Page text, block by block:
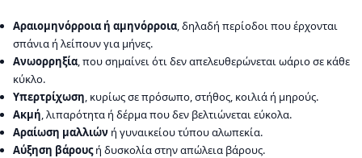
Αραιομηνόρροια ή αμηνόρροια, δηλαδή περίοδοι που έρχονται
σπάνια ή λείπουν για μήνες.
Ανωορρηξία, που σημαίνει ότι δεν απελευθερώνεται ωάριο σε κάθε
κύκλο.
Υπερτρίχωση, κυρίως σε πρόσωπο, στήθος, κοιλιά ή μηρούς.
Ακμή, λιπαρότητα ή δέρμα που δεν βελτιώνεται εύκολα.
Αραίωση μαλλιώνή γυναικείου τύπου αλωπεκία.
Αύξηση βάρουςή δυσκολία στην απώλεια βάρους.